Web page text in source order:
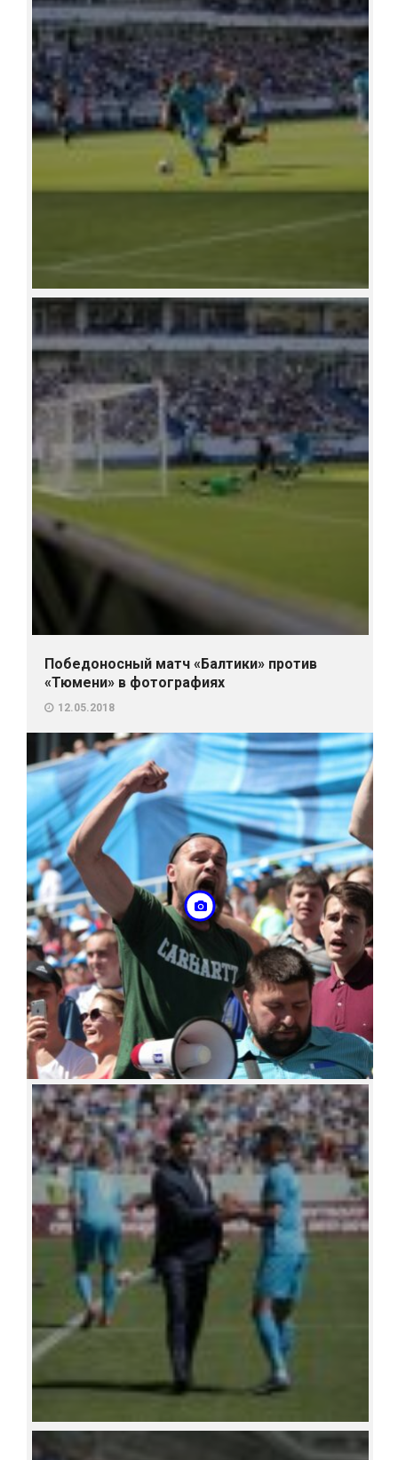
Победоносный матч «Балтики» против
«Тюмени» в фотографиях
12.05.2018